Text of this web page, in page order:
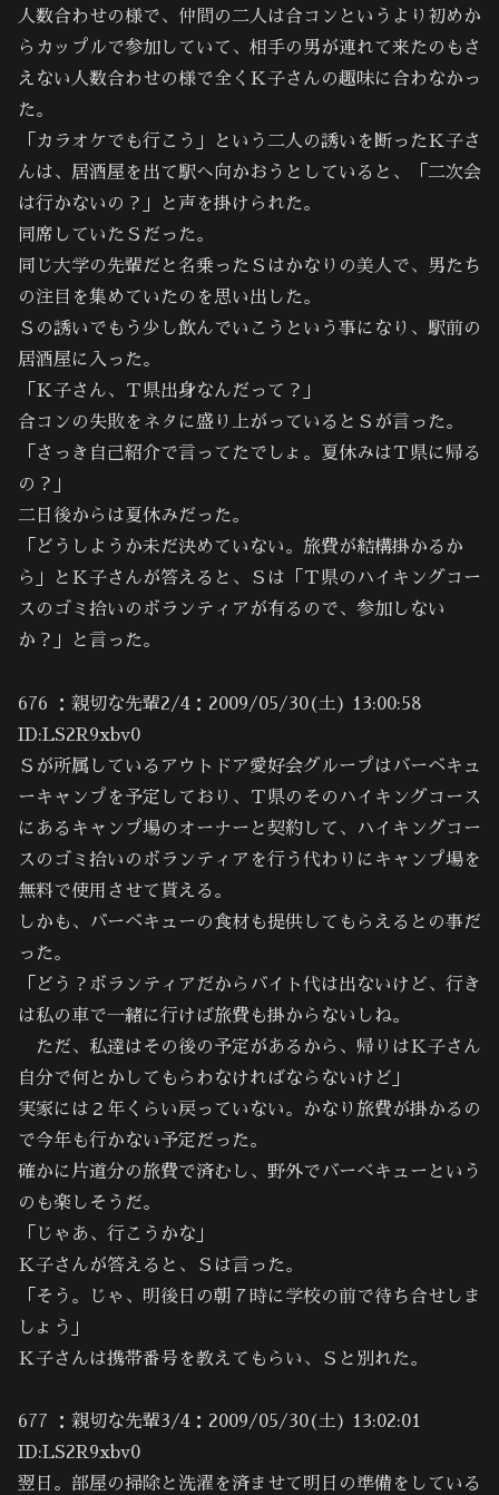
人数合わせの様で、仲間の二人は合コンというより初めか
らカップルで参加していて、相手の男が連れて来たのもさ
えない人数合わせの様で全くＫ子さんの趣味に合わなかっ
た。
「カラオケでも行こう」という二人の誘いを断ったＫ子さ
んは、居酒屋を出て駅へ向かおうとしていると、「二次会
は行かないの？」と声を掛けられた。
同席していたＳだった。
同じ大学の先輩だと名乗ったＳはかなりの美人で、男たち
の注目を集めていたのを思い出した。
Ｓの誘いでもう少し飲んでいこうという事になり、駅前の
居酒屋に入った。
「Ｋ子さん、Ｔ県出身なんだって？」
合コンの失敗をネタに盛り上がっているとＳが言った。
「さっき自己紹介で言ってたでしょ。夏休みはＴ県に帰る
の？」
二日後からは夏休みだった。
「どうしようか未だ決めていない。旅費が結構掛かるか
ら」とＫ子さんが答えると、Ｓは「Ｔ県のハイキングコー
スのゴミ拾いのボランティアが有るので、参加しない
か？」と言った。
676 ：親切な先輩2/4：2009/05/30(土) 13:00:58
ID:LS2R9xbv0
Ｓが所属しているアウトドア愛好会グループはバーベキュ
ーキャンプを予定しており、Ｔ県のそのハイキングコース
にあるキャンプ場のオーナーと契約して、ハイキングコー
スのゴミ拾いのボランティアを行う代わりにキャンプ場を
無料で使用させて貰える。
しかも、バーベキューの食材も提供してもらえるとの事だ
った。
「どう？ボランティアだからバイト代は出ないけど、行き
は私の車で一緒に行けば旅費も掛からないしね。
ただ、私達はその後の予定があるから、帰りはＫ子さん
自分で何とかしてもらわなければならないけど」
実家には２年くらい戻っていない。かなり旅費が掛かるの
で今年も行かない予定だった。
確かに片道分の旅費で済むし、野外でバーべキューという
のも楽しそうだ。
「じゃあ、行こうかな」
Ｋ子さんが答えると、Ｓは言った。
「そう。じゃ、明後日の朝７時に学校の前で待ち合せしま
しょう」
Ｋ子さんは携帯番号を教えてもらい、Ｓと別れた。
677 ：親切な先輩3/4：2009/05/30(土) 13:02:01
ID:LS2R9xbv0
翌日。部屋の掃除と洗濯を済ませて明日の準備をしている